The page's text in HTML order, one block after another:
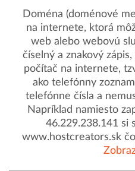
Doména (doménové
na internete, ktorá
web alebo webovú
číselný a znakový
počítač na internete,
ako telefónny
telefónne čísla a
Napríklad namiesto
46.229.238.141 si
www.hostcreators.sk